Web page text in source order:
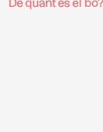
De quant és el bo?